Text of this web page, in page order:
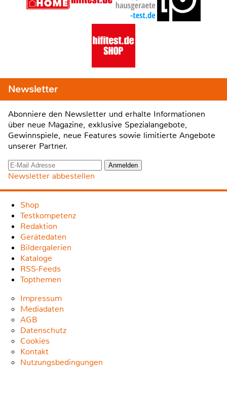
Newsletter
Abonniere den Newsletter und erhalte Informationen
über neue Magazine, exklusive Spezialangebote,
Gewinnspiele, neue Features sowie limitierte Angebote
unserer Partner.
Newsletter abbestellen
Shop
Testkompetenz
Redaktion
Gerätedaten
Bildergalerien
Kataloge
RSS-Feeds
Topthemen
Impressum
Mediadaten
AGB
Datenschutz
Cookies
Kontakt
Nutzungsbedingungen